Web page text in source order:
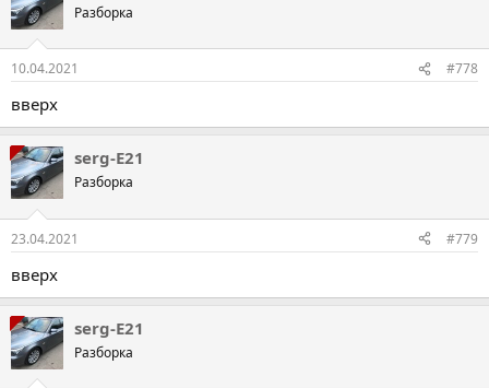
Разборка
10.04.2021 #778
вверх
serg-E21
Разборка
23.04.2021 #779
вверх
serg-E21
Разборка